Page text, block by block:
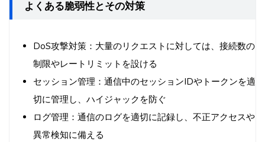
よくある脆弱性とその対策
DoS攻撃対策：大量のリクエストに対しては、接続数の
制限やレートリミットを設ける
セッション管理：通信中のセッションIDやトークンを適
切に管理し、ハイジャックを防ぐ
ログ管理：通信のログを適切に記録し、不正アクセスや
異常検知に備える